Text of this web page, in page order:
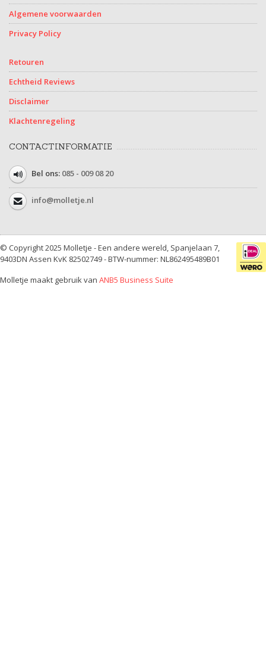
Algemene voorwaarden
Privacy Policy
Retouren
Echtheid Reviews
Disclaimer
Klachtenregeling
CONTACTINFORMATIE
Bel ons: 085 - 009 08 20
info@molletje.nl
© Copyright 2025 Molletje - Een andere wereld, Spanjelaan 7,
9403DN Assen KvK 82502749 - BTW-nummer: NL862495489B01
Molletje maakt gebruik van ANB5 Business Suite